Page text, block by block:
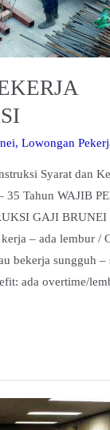
,Lowongan
Syarat dan
35 Tahun WAJIB
GAJI BRUNEI
– ada lembur /
bekerja sungguh –
ada overtime/